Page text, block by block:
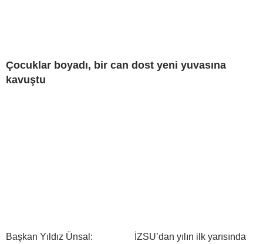
Çocuklar boyadı, bir can dost yeni yuvasına
kavuştu
Başkan Yıldız Ünsal:
İZSU’dan yılın ilk yarısında